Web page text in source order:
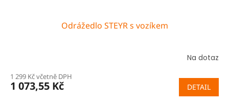
Odrážedlo STEYR s vozíkem
Na dotaz
1 299 Kč včetně DPH
1 073,55 Kč DETAIL